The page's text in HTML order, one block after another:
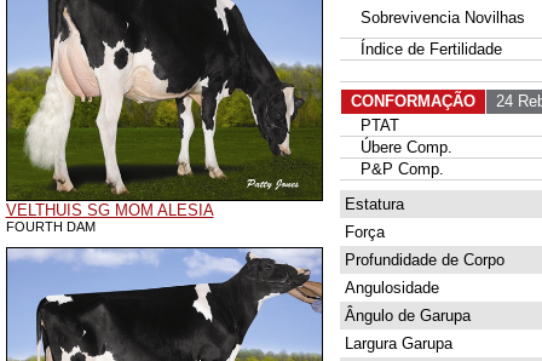
VELTHUIS SG MOM ALESIA
FOURTH DAM
Sobrevivencia Novilhas
Índice de Fertilidade
CONFORMAÇÃO
24
PTAT
Úbere Comp.
P&P Comp.
Estatura
Força
Profundidade de Corpo
Angulosidade
Ângulo de Garupa
Largura Garupa